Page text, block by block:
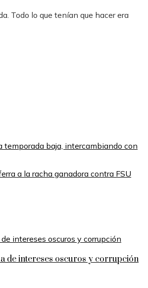
Todo lo que tenían que hacer era
temporada baja, intercambiando con
a la racha ganadora contra FSU
de intereses oscuros y corrupción